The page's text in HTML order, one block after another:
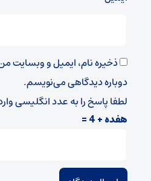
ذخیره نام، ایمیل و وبسایت
دوباره دیدگاهی می‌نویسم.
لطفا پاسخ را به عدد انگلیسی
هفده + 4 =